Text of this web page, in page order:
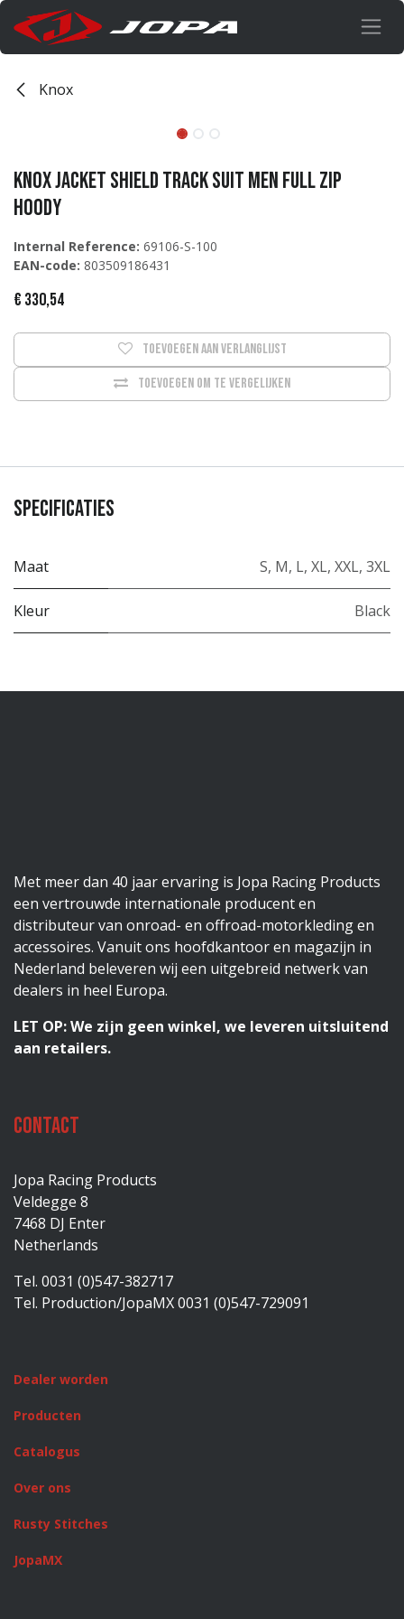
Overslaan naar inhoud
Knox
KNOX Jacket Shield track suit Men full zip
hoody
Internal Reference: 69106-S-100
EAN-code: 803509186431
€ 330,54
Toevoegen om te vergelijken
Toevoegen aan verlanglijst
Specificaties
Maat S, M, L, XL, XXL, 3XL
Kleur Black
Met meer dan 40 jaar ervaring is Jopa Racing Products
een vertrouwde internationale producent en
distributeur van onroad- en offroad-motorkleding en
accessoires. Vanuit ons hoofdkantoor en magazijn in
Nederland beleveren wij een uitgebreid netwerk van
dealers in heel Europa.
LET OP: We zijn geen winkel, we leveren uitsluitend
aan retailers.
Contact
Jopa Racing Products
Veldegge 8
7468 DJ Enter
Netherlands
Tel. 0031 (0)547-382717
Tel. Production/JopaMX 0031 (0)547-729091
Dealer worden
Producten
Catalogus
Over ons
Rusty Stitches
JopaMX